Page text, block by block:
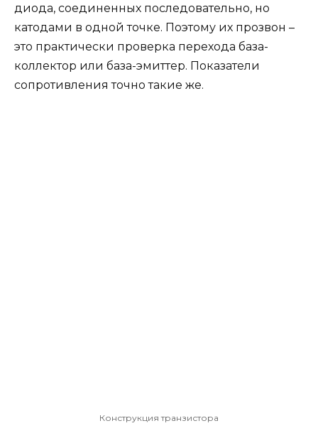
диода, соединенных последовательно, но
катодами в одной точке. Поэтому их прозвон –
это практически проверка перехода база-
коллектор или база-эмиттер. Показатели
сопротивления точно такие же.
Конструкция транзистора